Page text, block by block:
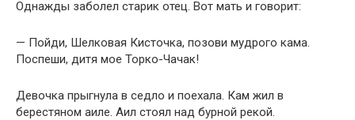
Однажды заболел старик отец. Вот мать и говорит:
— Пойди, Шелковая Кисточка, позови мудрого кама.
Поспеши, дитя мое Торко-Чачак!
Девочка прыгнула в седло и поехала. Кам жил в
берестяном аиле. Аил стоял над бурной рекой.